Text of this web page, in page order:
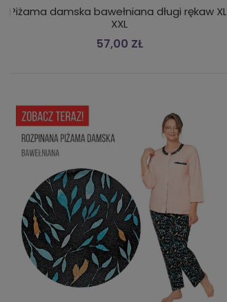
Piżama damska bawełniana długi rękaw XL,
XXL
57,00 ZŁ